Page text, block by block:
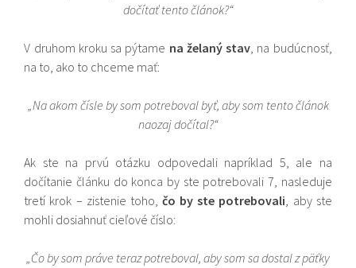
dočítať tento článok?“
V druhom kroku sa pýtame na želaný stav, na budúcnosť,
na to, ako to chceme mať:
„Na akom čísle by som potreboval byť, aby som tento článok
naozaj dočítal?“
Ak ste na prvú otázku odpovedali napríklad 5, ale na
dočítanie článku do konca by ste potrebovali 7, nasleduje
tretí krok – zistenie toho, čo by ste potrebovali, aby ste
mohli dosiahnuť cieľové číslo:
„Čo by som práve teraz potreboval, aby som sa dostal z päťky